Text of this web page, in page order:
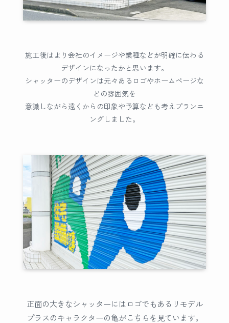
施工後はより会社のイメージや業種などが明確に伝わる
デザインになったかと思います。
シャッターのデザインは元々あるロゴやホームページな
どの雰囲気を
意識しながら遠くからの印象や予算なども考えプランニ
ングしました。
正面の大きなシャッターにはロゴでもあるリモデル
プラスのキャラクターの亀がこちらを見ています。